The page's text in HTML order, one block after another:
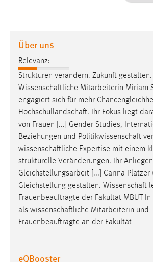
Über uns
Relevanz:
Strukturen verändern. Zukunft gestalten.
Wissenschaftliche Mitarbeiterin Miriam
engagiert sich für mehr
Hochschullandschaft. Ihr Fokus liegt
von Frauen [...] Gender Studies,
Beziehungen und Politikwissenschaft
wissenschaftliche Expertise mit einem
strukturelle Veränderungen. Ihr
Gleichstellungsarbeit [...] Carina Platzer
Gleichstellung gestalten. Wissenschaft
Frauenbeauftragte der Fakultät MBUT
als wissenschaftliche Mitarbeiterin und
Frauenbeauftragte an der Fakultät
eQBooster
Name:
staticfilecache
Zweck:
Für performante Seitenauslieferung wird
gespeichert, ob man eingeloggt ist.
Sprachpräferenz
Name:
site-language-preference
Zweck:
Das Cookie speichert die gewählte
Cookie Laufzeit: